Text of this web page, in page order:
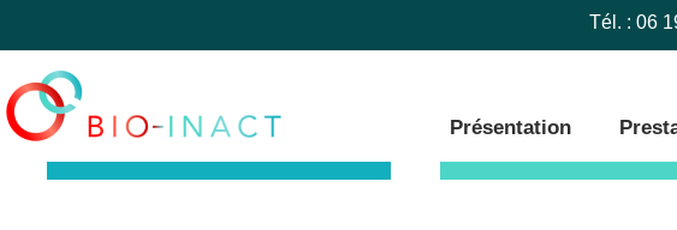
Tél. : 06
Présentation